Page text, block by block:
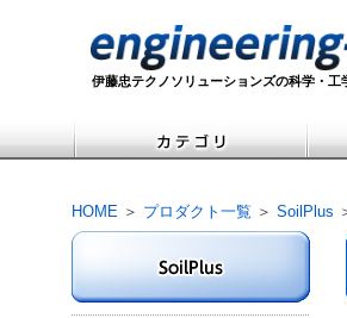
伊藤忠テクノソリューションズの科学・工
HOME ＞ プロダクト一覧 ＞ SoilPlus